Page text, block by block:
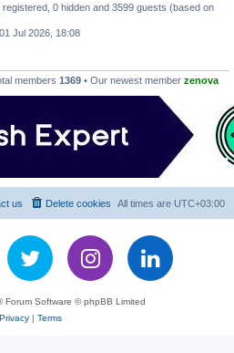
0 hidden and 3599 guests (based on
Jul 2026, 18:08
members 1369 • Our newest member zenova
All times are UTC+03:00
Delete cookies
us
Forum Software © phpBB Limited
Privacy| Terms